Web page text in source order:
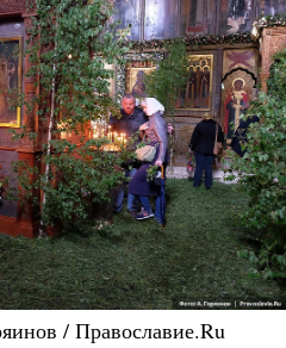
/ Православие.Ru